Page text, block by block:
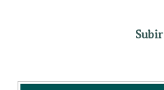
Subir